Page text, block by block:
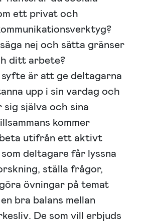
ett privat och
nej och sätta gränser
ditt arbete?
är att ge deltagarna
upp i sin vardag och
själva och sina
kommer
utifrån ett aktivt
deltagare får lyssna
ställa frågor,
övningar på temat
bra balans mellan
De som vill erbjuds